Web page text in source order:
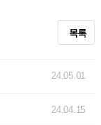
목록
24.05.01
24.04.15